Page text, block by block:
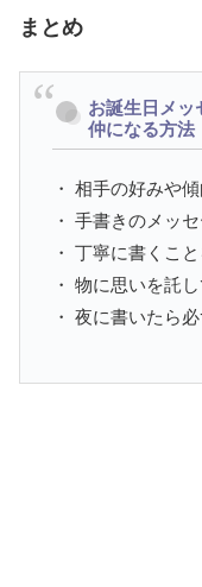
まとめ
お誕生日メッ
仲になる方法
・ 相手の好みや
・ 手書きのメッ
・ 丁寧に書くこ
・ 物に思いを託
・ 夜に書いたら